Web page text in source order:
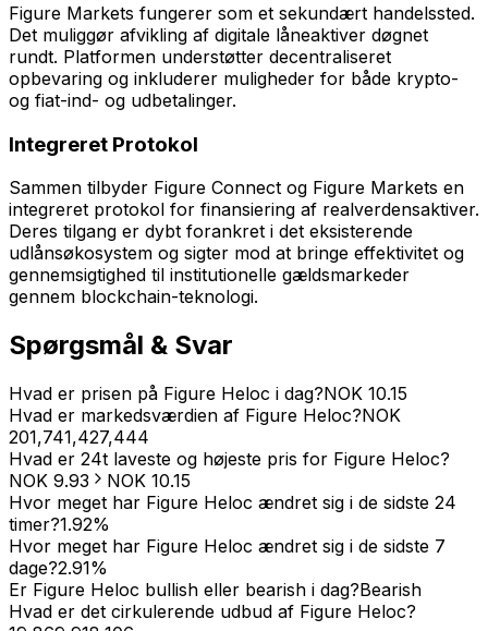
Figure Markets fungerer som et sekundært handelssted.
Det muliggør afvikling af digitale låneaktiver døgnet
rundt. Platformen understøtter decentraliseret
opbevaring og inkluderer muligheder for både krypto-
og fiat-ind- og udbetalinger.
Integreret Protokol
Sammen tilbyder Figure Connect og Figure Markets en
integreret protokol for finansiering af realverdensaktiver.
Deres tilgang er dybt forankret i det eksisterende
udlånsøkosystem og sigter mod at bringe effektivitet og
gennemsigtighed til institutionelle gældsmarkeder
gennem blockchain-teknologi.
Spørgsmål & Svar
Hvad er prisen på Figure Heloc i dag?NOK 10.15
Hvad er markedsværdien af Figure Heloc?NOK
201,741,427,444
Hvad er 24t laveste og højeste pris for Figure Heloc?
NOK 9.93 NOK 10.15
Hvor meget har Figure Heloc ændret sig i de sidste 24
timer?1.92%
Hvor meget har Figure Heloc ændret sig i de sidste 7
dage?2.91%
Er Figure Heloc bullish eller bearish i dag?Bearish
Hvad er det cirkulerende udbud af Figure Heloc?